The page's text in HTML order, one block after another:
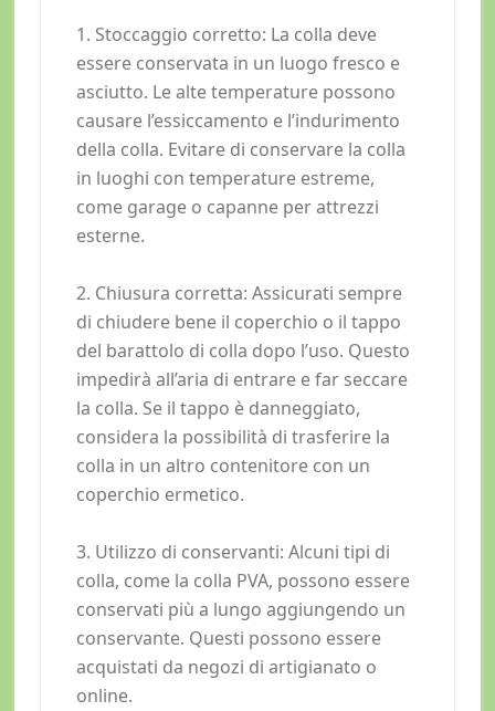
1. Stoccaggio corretto: La colla deve
essere conservata in un luogo fresco e
asciutto. Le alte temperature possono
causare l’essiccamento e l’indurimento
della colla. Evitare di conservare la colla
in luoghi con temperature estreme,
come garage o capanne per attrezzi
esterne.
2. Chiusura corretta: Assicurati sempre
di chiudere bene il coperchio o il tappo
del barattolo di colla dopo l’uso. Questo
impedirà all’aria di entrare e far seccare
la colla. Se il tappo è danneggiato,
considera la possibilità di trasferire la
colla in un altro contenitore con un
coperchio ermetico.
3. Utilizzo di conservanti: Alcuni tipi di
colla, come la colla PVA, possono essere
conservati più a lungo aggiungendo un
conservante. Questi possono essere
acquistati da negozi di artigianato o
online.